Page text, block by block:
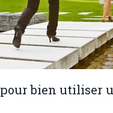
bien utiliser